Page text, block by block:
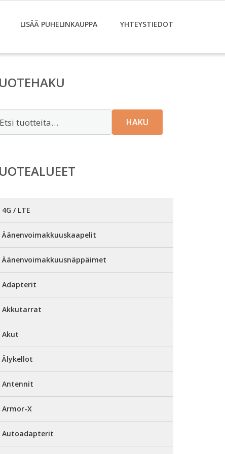
LISÄÄ PUHELINKAUPPA YHTEYSTIEDOT
HAKU
4G / LTE
Äänenvoimakkuuskaapelit
Äänenvoimakkuusnäppäimet
Adapterit
Akkutarrat
Akut
Älykellot
Antennit
Armor-X
Autoadapterit